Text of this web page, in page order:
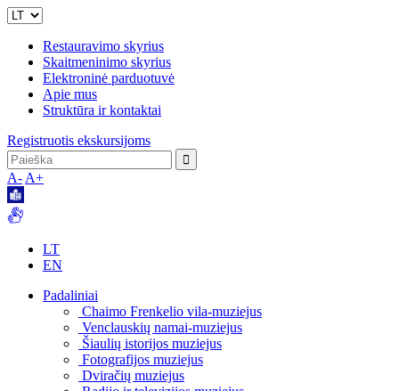
Restauravimo skyrius
Skaitmeninimo skyrius
Elektroninė parduotuvė
Apie mus
Struktūra ir kontaktai
Registruotis ekskursijoms
A- A+
LT
EN
Padaliniai
Chaimo Frenkelio vila-muziejus
Venclauskių namai-muziejus
Šiaulių istorijos muziejus
Fotografijos muziejus
Dviračių muziejus